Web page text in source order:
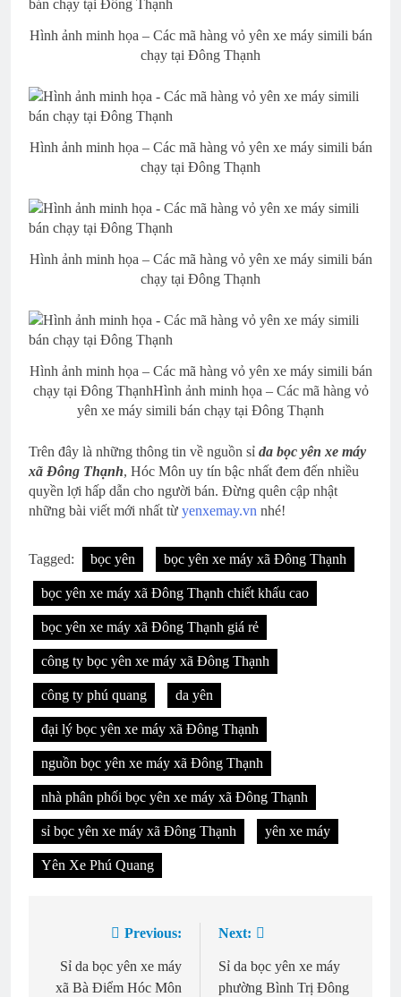
Hình ảnh minh họa – Các mã hàng vỏ yên xe máy simili bán
chạy tại Đông Thạnh
Hình ảnh minh họa – Các mã hàng vỏ yên xe máy simili bán
chạy tại Đông Thạnh
Hình ảnh minh họa – Các mã hàng vỏ yên xe máy simili bán
chạy tại Đông Thạnh
Hình ảnh minh họa – Các mã hàng vỏ yên xe máy simili bán
chạy tại Đông ThạnhHình ảnh minh họa – Các mã hàng vỏ
yên xe máy simili bán chạy tại Đông Thạnh
Trên đây là những thông tin về nguồn sỉ da bọc yên xe máy
xã Đông Thạnh, Hóc Môn uy tín bậc nhất đem đến nhiều
quyền lợi hấp dẫn cho người bán. Đừng quên cập nhật
những bài viết mới nhất từ yenxemay.vn nhé!
Tagged: bọc yên bọc yên xe máy xã Đông Thạnh
bọc yên xe máy xã Đông Thạnh chiết khấu cao
bọc yên xe máy xã Đông Thạnh giá rẻ
công ty bọc yên xe máy xã Đông Thạnh
công ty phú quang da yên
đại lý bọc yên xe máy xã Đông Thạnh
nguồn bọc yên xe máy xã Đông Thạnh
nhà phân phối bọc yên xe máy xã Đông Thạnh
sỉ bọc yên xe máy xã Đông Thạnh yên xe máy
Yên Xe Phú Quang
hướng
Previous:
Sỉ da bọc yên xe máy
xã Bà Điểm Hóc Môn
Next:
Sỉ da bọc yên xe máy
phường Bình Trị Đông